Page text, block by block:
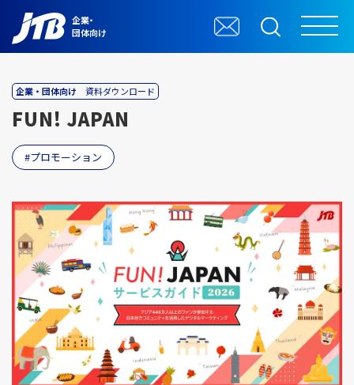
企業・
団体向け
企業・団体向け 資料ダウンロード
FUN! JAPAN
プロモーション